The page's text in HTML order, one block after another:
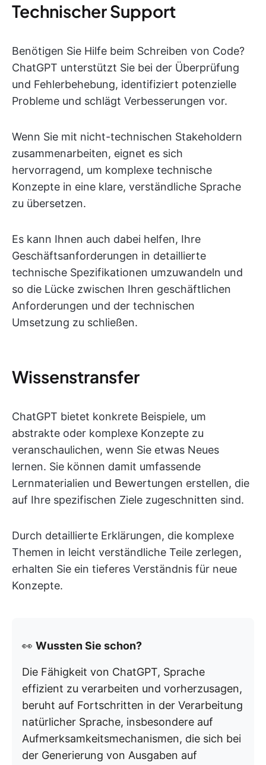
Technischer Support
Benötigen Sie Hilfe beim Schreiben von Code?
ChatGPT unterstützt Sie bei der Überprüfung
und Fehlerbehebung, identifiziert potenzielle
Probleme und schlägt Verbesserungen vor.
Wenn Sie mit nicht-technischen Stakeholdern
zusammenarbeiten, eignet es sich
hervorragend, um komplexe technische
Konzepte in eine klare, verständliche Sprache
zu übersetzen.
Es kann Ihnen auch dabei helfen, Ihre
Geschäftsanforderungen in detaillierte
technische Spezifikationen umzuwandeln und
so die Lücke zwischen Ihren geschäftlichen
Anforderungen und der technischen
Umsetzung zu schließen.
Wissenstransfer
ChatGPT bietet konkrete Beispiele, um
abstrakte oder komplexe Konzepte zu
veranschaulichen, wenn Sie etwas Neues
lernen. Sie können damit umfassende
Lernmaterialien und Bewertungen erstellen, die
auf Ihre spezifischen Ziele zugeschnitten sind.
Durch detaillierte Erklärungen, die komplexe
Themen in leicht verständliche Teile zerlegen,
erhalten Sie ein tieferes Verständnis für neue
Konzepte.
👀 Wussten Sie schon?
Die Fähigkeit von ChatGPT, Sprache
effizient zu verarbeiten und vorherzusagen,
beruht auf Fortschritten in der Verarbeitung
natürlicher Sprache, insbesondere auf
Aufmerksamkeitsmechanismen, die sich bei
der Generierung von Ausgaben auf